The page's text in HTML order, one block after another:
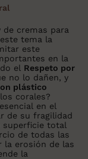
de cremas para
tema la
este
en la
el Respeto por
no lo dañen, y
plástico
corales?
en el
de su fragilidad
superficie total
de todas las
la erosión de las
la